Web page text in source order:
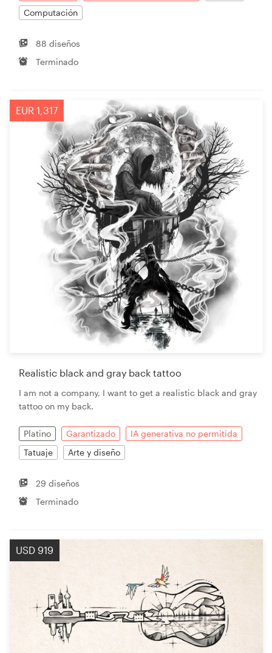
Computación
88 diseños
Terminado
EUR 1,317
Realistic black and gray back tattoo
I am not a company, I want to get a realistic black and gray
tattoo on my back.
Platino Garantizado
IA generativa no permitida
Tatuaje
Arte y diseño
29 diseños
Terminado
USD 919